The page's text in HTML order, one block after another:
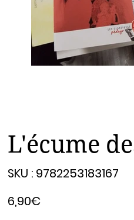
L'écume
SKU : 9782253183167
9782253183167
6,90€